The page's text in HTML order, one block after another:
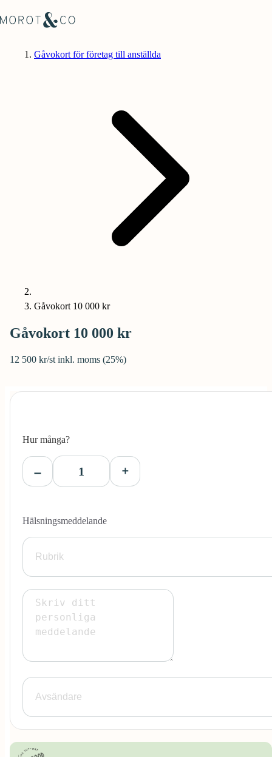
Gåvokort för företag till anställda
Gåvokort 10 000 kr
Gåvokort 10 000 kr
12 500 kr/st inkl. moms (25%)
Hur många?
Hälsningsmeddelande